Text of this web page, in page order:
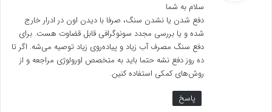
:
سلام به شما
دفع شدن یا نشدن سنگ، صرفا با دیدن اون در ادرار خارج
شده و یا بررسی مجدد سونوگرافی قابل قضاوت هست. برای
دفع سنگ مصرف آب زیاد و پیاده‌روی زیاد توصیه می‌شه. اگر تا
ده روز دفع نشه حتما باید به متخصص اورولوژی مراجعه و از
روش‌های کمکی استفاده کنین.
پاسخ